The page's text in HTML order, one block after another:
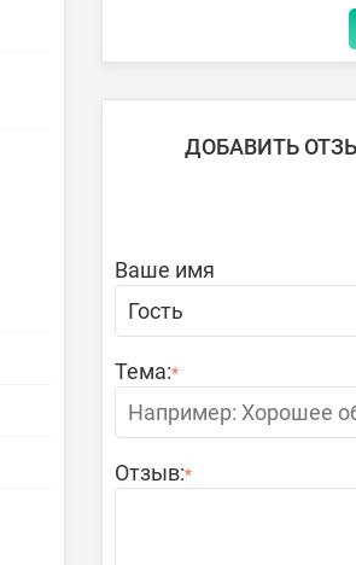
ДОБАВИТЬ
Ваше имя
Тема:*
Отзыв:*